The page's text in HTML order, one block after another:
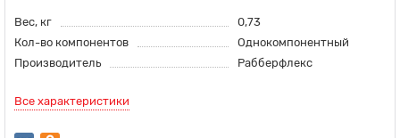
Вес, кг
0,73
Кол-во компонентов
Однокомпонентный
Производитель
Рабберфлекс
Все характеристики